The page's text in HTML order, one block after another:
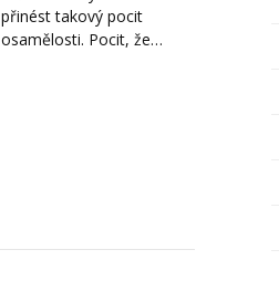
přinést takový pocit
osamělosti. Pocit, že…